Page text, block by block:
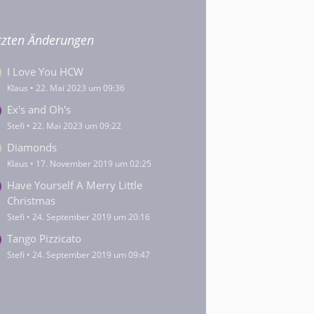
Änderungen
I Love You HCW
Klaus 22. Mai 2023 um 09:36
Ex's and Oh's
Stefi 22. Mai 2023 um 09:22
Diamonds
Klaus 17. November 2019 um 02:25
Have Yourself A Merry Little
Christmas
Stefi 24. September 2019 um 20:16
Tango Pizzicato
Stefi 24. September 2019 um 09:47